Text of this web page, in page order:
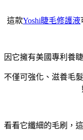
這款Yoshi睫毛修護液
因它擁有美國專利養
不僅可強化、滋養毛
看看它纖細的毛刷，